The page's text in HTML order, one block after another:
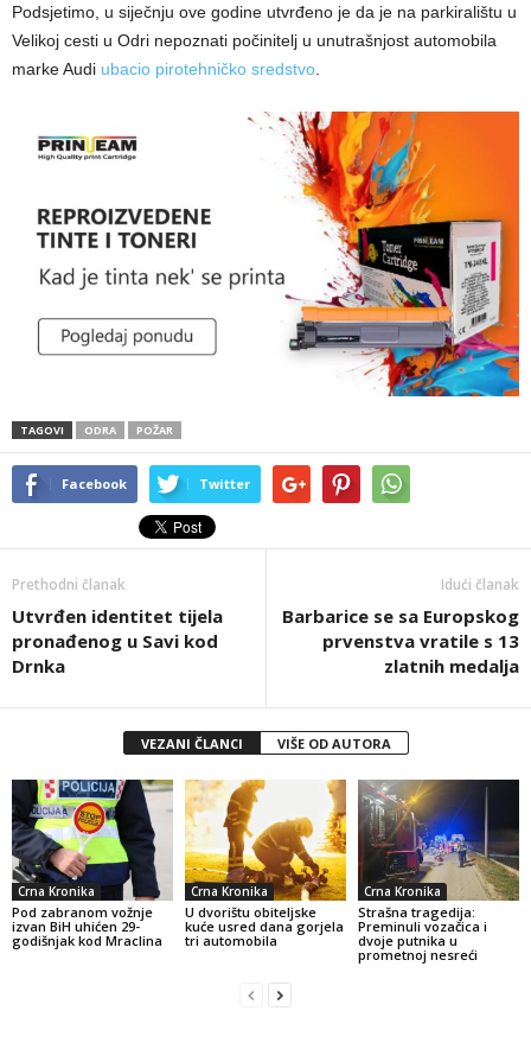
Podsjetimo, u siječnju ove godine utvrđeno je da je na parkiralištu u
Velikoj cesti u Odri nepoznati počinitelj u unutrašnjost automobila
marke Audi ubacio pirotehničko sredstvo
TAGOVI ODRA POŽAR
Facebook Twitter
Prethodni članak
Utvrđen identitet tijela
pronađenog u Savi kod
Drnka
Idući članak
Barbarice se sa Europskog
prvenstva vratile s 13
zlatnih medalja
VEZANI ČLANCI VIŠE OD AUTORA
Crna Kronika
Pod zabranom vožnje
izvan BiH uhićen 29-
godišnjak kod Mraclina
Crna Kronika
U dvorištu obiteljske
kuće usred dana gorjela
tri automobila
Crna Kronika
Strašna tragedija:
Preminuli vozačica i
dvoje putnika u
prometnoj nesreći